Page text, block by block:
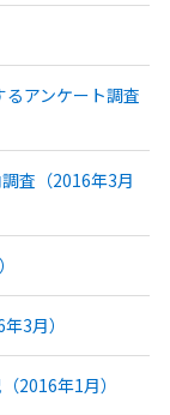
アンケート調査
査（2016年3月
3月）
2016年1月）